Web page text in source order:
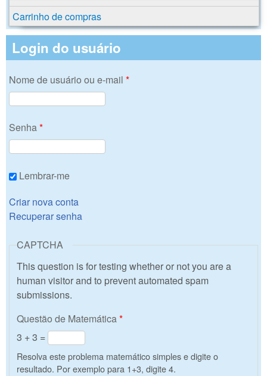
Carrinho de compras
Login do usuário
Nome de usuário ou e-mail *
Senha*
Lembrar-me
Criar nova conta
Recuperar senha
CAPTCHA
This question is for testing whether or not you are a
human visitor and to prevent automated spam
submissions.
Questão de Matemática*
3 + 3 =
Resolva este problema matemático simples e digite o
resultado. Por exemplo para 1+3, digite 4.